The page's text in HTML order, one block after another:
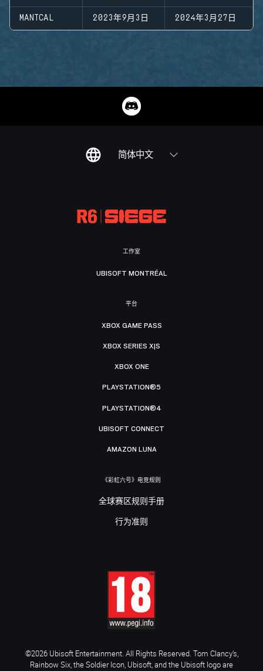
MANTCAL 2023年9月3日 2024年3月27日
简体中文
工作室
UBISOFT MONTRÉAL
平台
XBOX GAME PASS
XBOX SERIES X|S
XBOX ONE
PLAYSTATION®5
PLAYSTATION®4
UBISOFT CONNECT
AMAZON LUNA
《彩虹六号》电竞规则
全球赛区规则手册
行为准则
©2026 Ubisoft Entertainment. All Rights Reserved. Tom Clancy’s,
Rainbow Six, the Soldier Icon, Ubisoft, and the Ubisoft logo are